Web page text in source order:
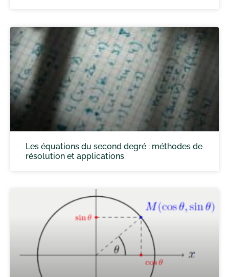
Les équations du second degré : méthodes de
résolution et applications